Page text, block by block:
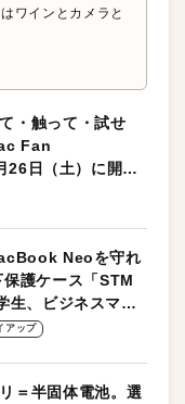
ワインとカメラと
・触って・試せ
Fan
日（土）に開催
Neoを守れ
護ケース「STM
生、ビジネスマン
！
アップ
＝半固体電池。選